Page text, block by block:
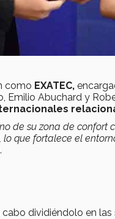
como EXATEC,
Emilio Abuchard y
de su zona de
que fortalece el
dividiéndolo en las